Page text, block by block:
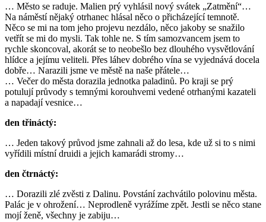
… Město se raduje. Malien prý vyhlásil nový svátek „Zatmění“…
Na náměstí nějaký otrhanec hlásal něco o přicházející temnotě.
Něco se mi na tom jeho projevu nezdálo, něco jakoby se snažilo
vetřít se mi do mysli. Tak tohle ne. S tím samozvancem jsem to
rychle skoncoval, akorát se to neobešlo bez dlouhého vysvětlování
hlídce a jejímu veliteli. Přes láhev dobrého vína se vyjednává docela
dobře… Narazili jsme ve městě na naše přátele…
… Večer do města dorazila jednotka paladinů. Po kraji se prý
potulují průvody s temnými korouhvemi vedené otrhanými kazateli
a napadají vesnice…
den třináctý:
… Jeden takový průvod jsme zahnali až do lesa, kde už si to s nimi
vyřídili místní druidi a jejich kamarádi stromy…
den čtrnáctý:
… Dorazili zlé zvěsti z Dalinu. Povstání zachvátilo polovinu města.
Palác je v ohrožení… Neprodleně vyrážíme zpět. Jestli se něco stane
mojí ženě, všechny je zabiju…